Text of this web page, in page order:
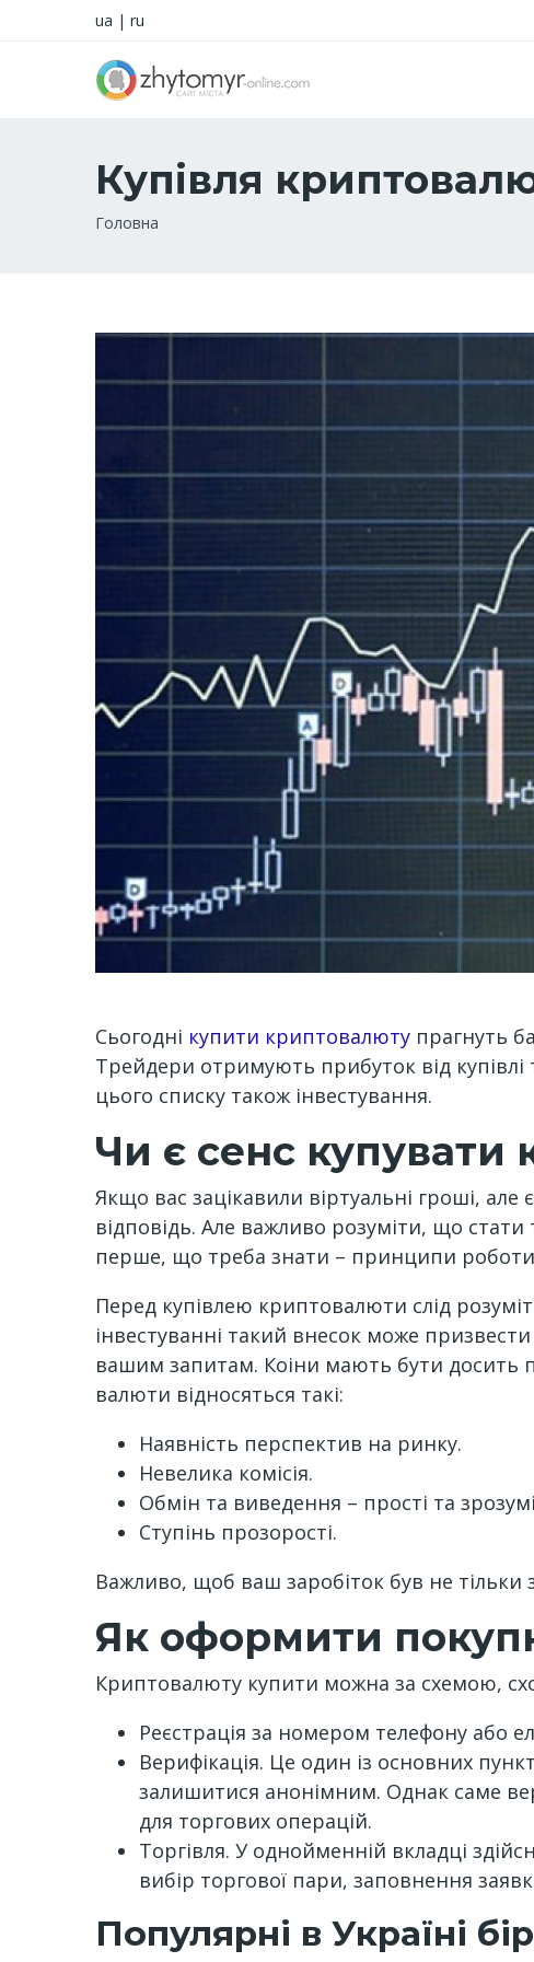
ua | ru
Купівля
Рядок
Головна
Сьогодні купити криптовалюту прагнуть
Трейдери отримують прибуток від
цього списку також інвестування.
Чи є сенс купувати
Якщо вас зацікавили віртуальні гроші,
відповідь. Але важливо розуміти, що
перше, що треба знати – принципи
Перед купівлею криптовалюти слід
інвестуванні такий внесок може
вашим запитам. Коіни мають бути досить
валюти відносяться такі:
Наявність перспектив на ринку.
Невелика комісія.
Обмін та виведення – прості та
Ступінь прозорості.
Важливо, щоб ваш заробіток був не
Як оформити
Криптовалюту купити можна за схемою,
Реєстрація за номером телефону або
Верифікація. Це один із основних
залишитися анонімним. Однак саме
для торгових операцій.
Торгівля. У однойменній вкладці
вибір торгової пари, заповнення
Популярні в Україні